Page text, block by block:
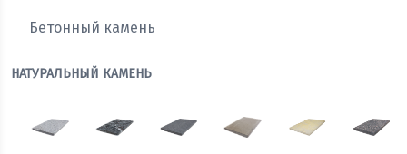
Бетонный камень
НАТУРАЛЬНЫЙ КАМЕНЬ